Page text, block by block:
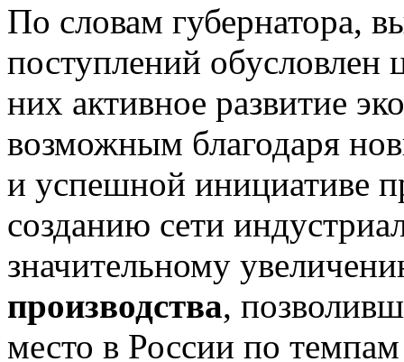
По словам губернатора,
поступлений
них активное развитие
возможным благодаря
и успешной инициативе
созданию сети
значительному
производства,
место в России по